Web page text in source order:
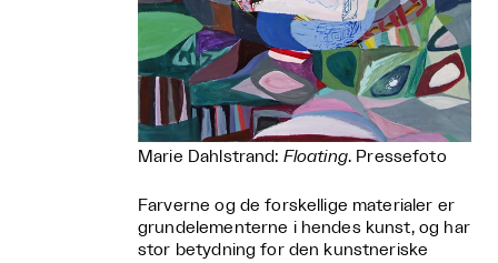
Marie Dahlstrand: Floating. Pressefoto
Farverne og de forskellige materialer er
grundelementerne i hendes kunst, og har
stor betydning for den kunstneriske